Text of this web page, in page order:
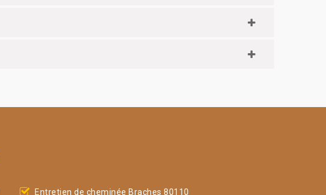
Entretien de cheminée Braches 80110